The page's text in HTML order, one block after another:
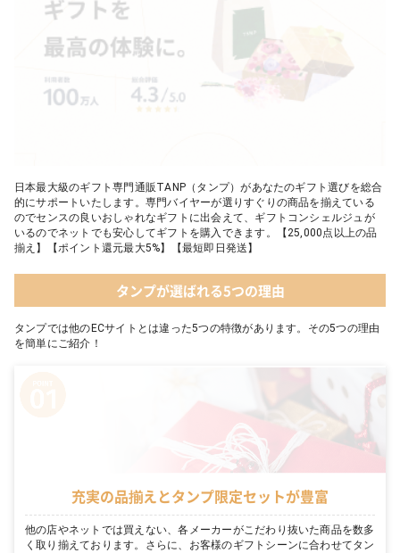
05 2人のための体験カタログ FOR2ギフト（GREEN）
日本最大級のギフト専門通販TANP（タンプ）があなたのギフト選びを総合
的にサポートいたします。専門バイヤーが選りすぐりの商品を揃えている
のでセンスの良いおしゃれなギフトに出会えて、ギフトコンシェルジュが
いるのでネットでも安心してギフトを購入できます。【25,000点以上の品
揃え】【ポイント還元最大5%】【最短即日発送】
タンプが選ばれる5つの理由
タンプでは他のECサイトとは違った5つの特徴があります。その5つの理由
を簡単にご紹介！
充実の品揃えとタンプ限定セットが豊富
他の店やネットでは買えない、各メーカーがこだわり抜いた商品を数多
く取り揃えております。さらに、お客様のギフトシーンに合わせてタン